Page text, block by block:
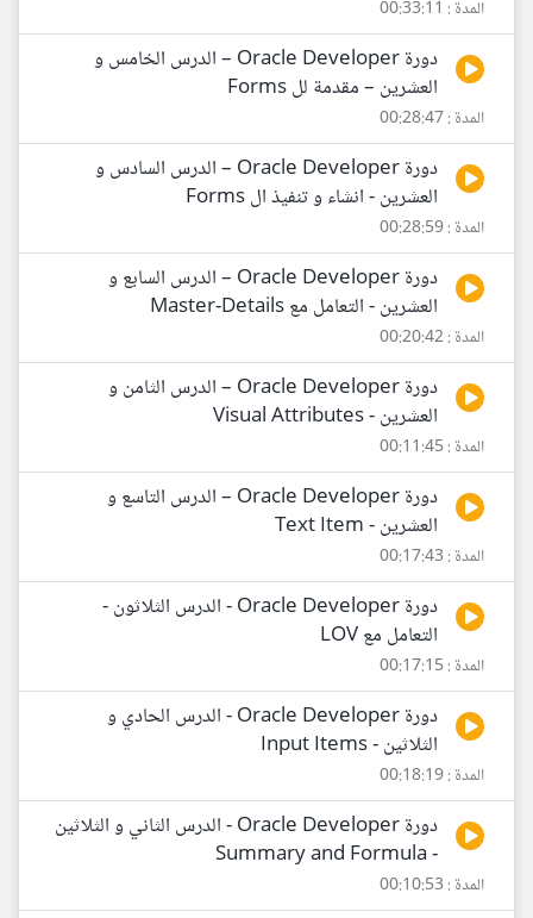
المدة : 00:33:11
دورة Oracle Developer – الدرس الخامس و
العشرين – مقدمة لل Forms
المدة : 00:28:47
دورة Oracle Developer – الدرس السادس و
العشرين - انشاء و تنفيذ ال Forms
المدة : 00:28:59
دورة Oracle Developer – الدرس السابع و
العشرين - التعامل مع Master-Details
المدة : 00:20:42
دورة Oracle Developer – الدرس الثامن و
العشرين - Visual Attributes
المدة : 00:11:45
دورة Oracle Developer – الدرس التاسع و
العشرين - Text Item
المدة : 00:17:43
دورة Oracle Developer - الدرس الثلاثون -
التعامل مع LOV
المدة : 00:17:15
دورة Oracle Developer - الدرس الحادي و
الثلاثين - Input Items
المدة : 00:18:19
دورة Oracle Developer - الدرس الثاني و الثلاثين
- Summary and Formula
المدة : 00:10:53